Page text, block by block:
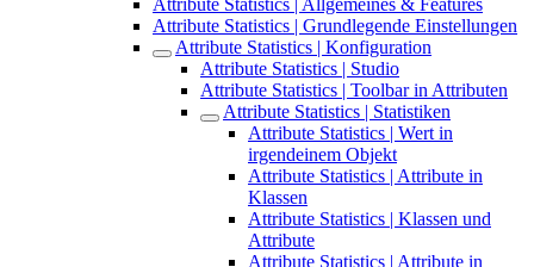
Attribute Statistics | Allgemeines & Features
Attribute Statistics | Grundlegende Einstellungen
Attribute Statistics | Konfiguration
Attribute Statistics | Studio
Attribute Statistics | Toolbar in Attributen
Attribute Statistics | Statistiken
Attribute Statistics | Wert in
irgendeinem Objekt
Attribute Statistics | Attribute in
Klassen
Attribute Statistics | Klassen und
Attribute
Attribute Statistics | Attribute in